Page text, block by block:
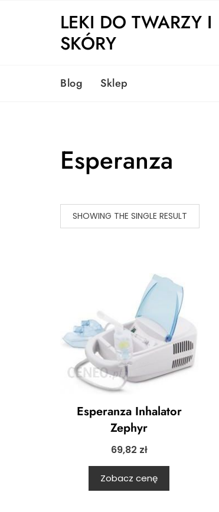
LEKI DO TWARZY I
SKÓRY
Blog Sklep
Esperanza
SHOWING THE SINGLE RESULT
Esperanza Inhalator
Zephyr
69,82 zł
Zobacz cenę